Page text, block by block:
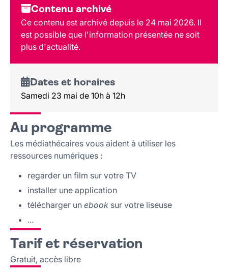
Dates et horaires
Au programme
Tarif et réservation
Public
Lieu et contact
Contenu archivé
Ce contenu est archivé depuis le 24 mai 2026. Il
est possible que l'information présentée ne soit
plus d'actualité.
Dates et horaires
Samedi 23 mai de 10h à 12h
Au programme
Les médiathécaires vous aident à utiliser les
ressources numériques :
regarder un film sur votre TV
installer une application
télécharger un ebook sur votre liseuse
...
Tarif et réservation
Gratuit, accès libre